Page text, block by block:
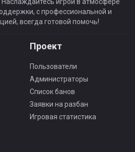
с профессиональной и
всегда готовой помочь!
Проект
Пользователи
Администраторы
Список банов
Заявки на разбан
Игровая статистика